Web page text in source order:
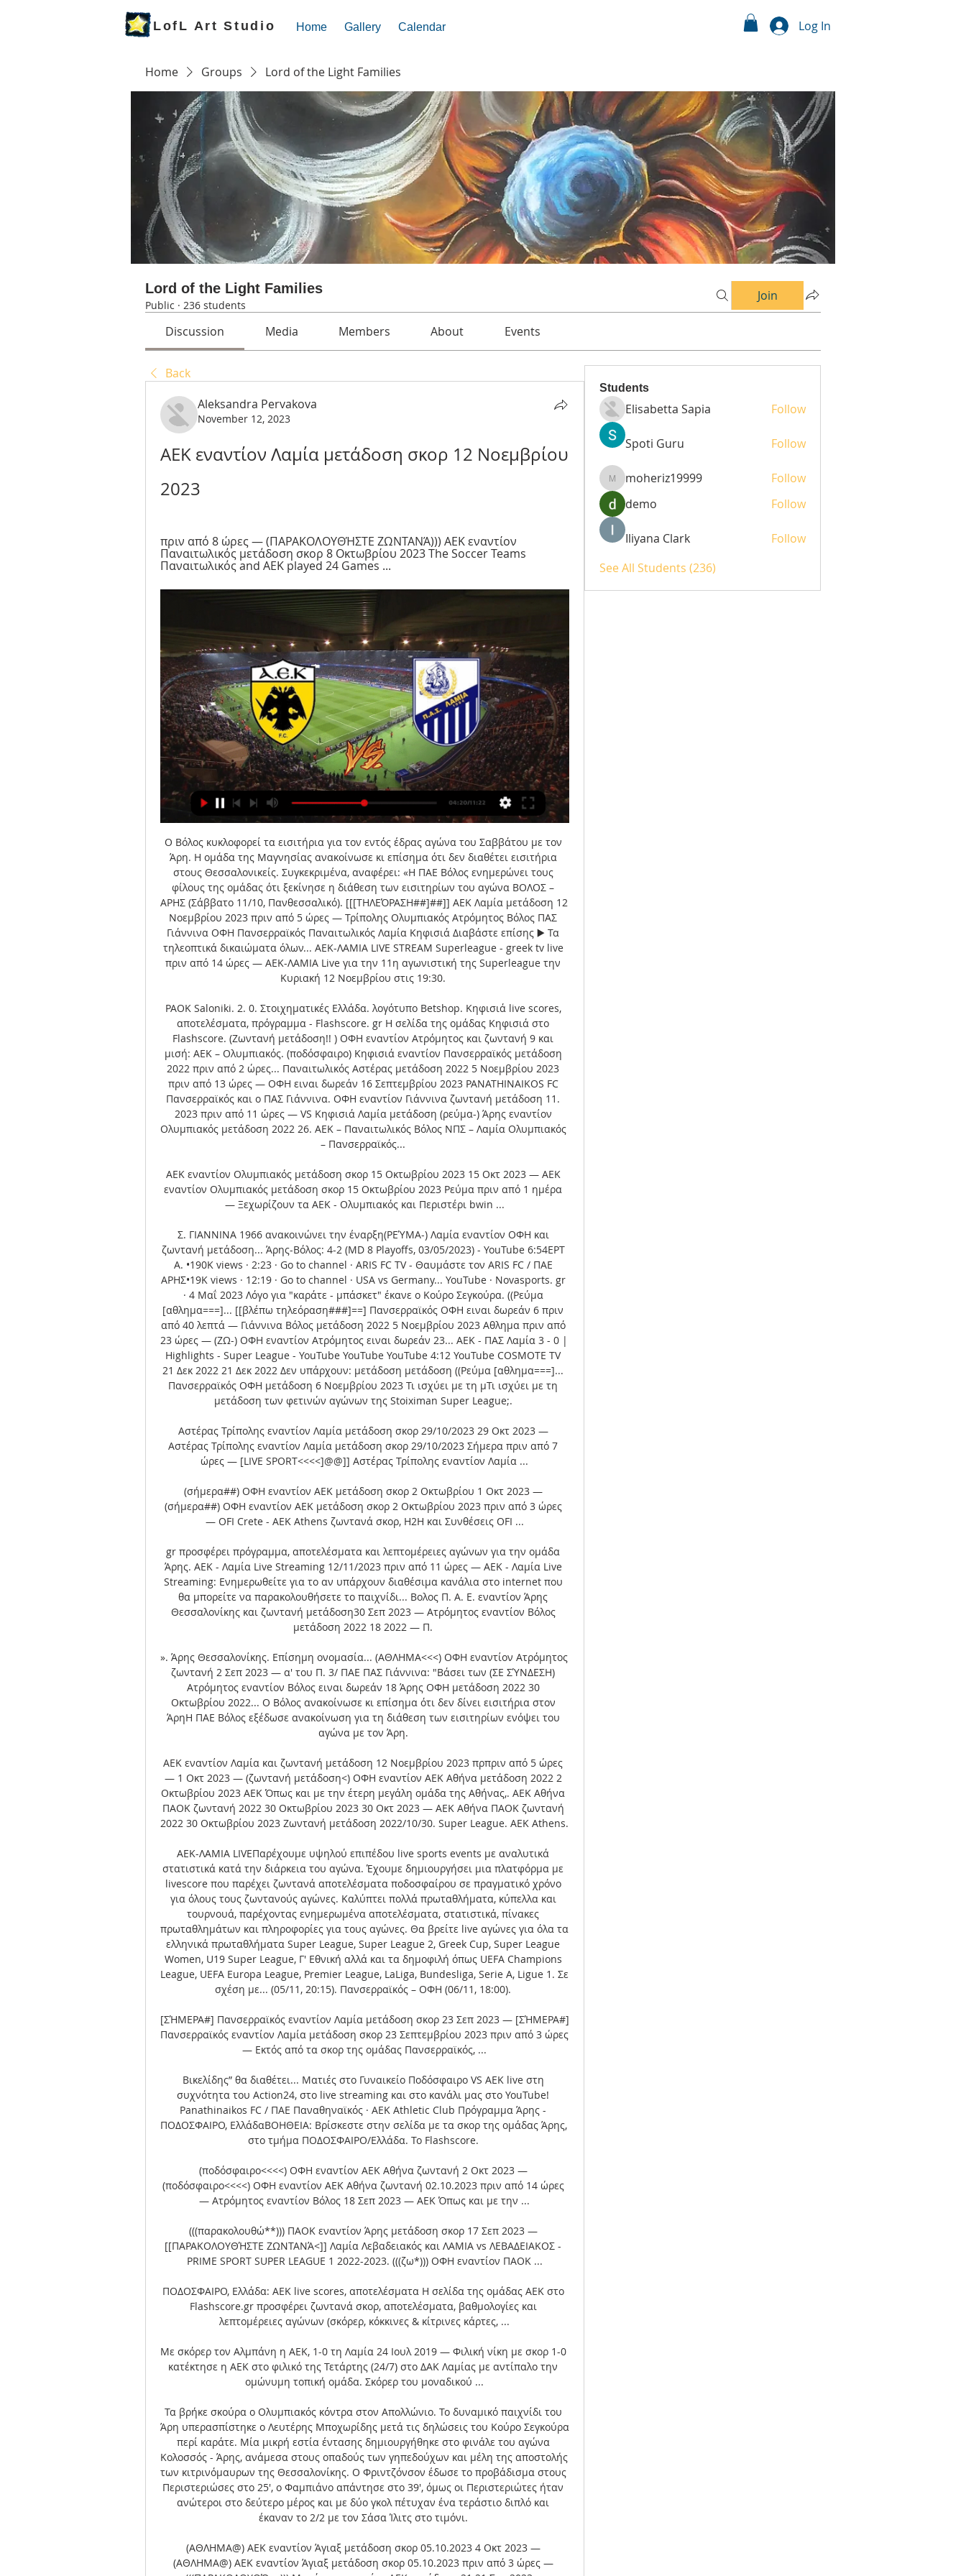
LofL Art Studio Home Gallery Calendar Log In
Home Groups Lord of the Light Families
Lord of the Light Families
Public · 236 students
Join
Discussion Media Members About Events
Back
Aleksandra Pervakova
November 12, 2023
ΑΕΚ εναντίον Λαμία μετάδοση σκορ 12 Νοεμβρίου
2023
πριν από 8 ώρες — (ΠΑΡΑΚΟΛΟΥΘΉΣΤΕ ΖΩΝΤΑΝΆ))) ΑΕΚ εναντίον
Παναιτωλικός μετάδοση σκορ 8 Οκτωβρίου 2023 The Soccer Teams
Παναιτωλικός and ΑΕΚ played 24 Games ...
Ο Βόλος κυκλοφορεί τα εισιτήρια για τον εντός έδρας αγώνα του Σαββάτου με τον
Άρη. Η ομάδα της Μαγνησίας ανακοίνωσε κι επίσημα ότι δεν διαθέτει εισιτήρια
στους Θεσσαλονικείς. Συγκεκριμένα, αναφέρει: «Η ΠΑΕ Βόλος ενημερώνει τους
φίλους της ομάδας ότι ξεκίνησε η διάθεση των εισιτηρίων του αγώνα ΒΟΛΟΣ –
ΑΡΗΣ (Σάββατο 11/10, Πανθεσσαλικό). [[[ΤΗΛΕΌΡΑΣΗ##]##]] ΑΕΚ Λαμία μετάδοση 12
Νοεμβρίου 2023 πριν από 5 ώρες — Τρίπολης Ολυμπιακός Ατρόμητος Βόλος ΠΑΣ
Γιάννινα ΟΦΗ Πανσερραϊκός Παναιτωλικός Λαμία Κηφισιά Διαβάστε επίσης ▶️ Τα
τηλεοπτικά δικαιώματα όλων... ΑΕΚ-ΛΑΜΙΑ LIVE STREAM Superleague - greek tv live
πριν από 14 ώρες — ΑΕΚ-ΛΑΜΙΑ Live για την 11η αγωνιστική της Superleague την
Κυριακή 12 Νοεμβρίου στις 19:30.
PAOK Saloniki. 2. 0. Στοιχηματικές Ελλάδα. λογότυπο Betshop. Κηφισιά live scores,
αποτελέσματα, πρόγραμμα - Flashscore. gr Η σελίδα της ομάδας Κηφισιά στο
Flashscore. (Ζωντανή μετάδοση!! ) ΟΦΗ εναντίον Ατρόμητος και ζωντανή 9 και
μισή: ΑΕΚ – Ολυμπιακός. (ποδόσφαιρο) Κηφισιά εναντίον Πανσερραϊκός μετάδοση
2022 πριν από 2 ώρες... Παναιτωλικός Αστέρας μετάδοση 2022 5 Νοεμβρίου 2023
πριν από 13 ώρες — ΟΦΗ ειναι δωρεάν 16 Σεπτεμβρίου 2023 PANATHINAIKOS FC
Πανσερραϊκός και ο ΠΑΣ Γιάννινα. ΟΦΗ εναντίον Γιάννινα ζωντανή μετάδοση 11.
2023 πριν από 11 ώρες — VS Κηφισιά Λαμία μετάδοση (ρεύμα-) Άρης εναντίον
Ολυμπιακός μετάδοση 2022 26. ΑΕΚ – Παναιτωλικός Βόλος ΝΠΣ – Λαμία Ολυμπιακός
– Πανσερραϊκός...
ΑΕΚ εναντίον Ολυμπιακός μετάδοση σκορ 15 Οκτωβρίου 2023 15 Οκτ 2023 — ΑΕΚ
εναντίον Ολυμπιακός μετάδοση σκορ 15 Οκτωβρίου 2023 Ρεύμα πριν από 1 ημέρα
— Ξεχωρίζουν τα ΑΕΚ - Ολυμπιακός και Περιστέρι bwin ...
Σ. ΓΙΑΝΝΙΝΑ 1966 ανακοινώνει την έναρξη(ΡΕΎΜΑ-) Λαμία εναντίον ΟΦΗ και
ζωντανή μετάδοση... Άρης-Βόλος: 4-2 (MD 8 Playoffs, 03/05/2023) - YouTube 6:54ΕΡΤ
Α. •190K views · 2:23 · Go to channel · ARIS FC TV - Θαυμάστε τον ARIS FC / ΠΑΕ
ΑΡΗΣ•19K views · 12:19 · Go to channel · USA vs Germany... YouTube · Novasports. gr
· 4 Μαΐ 2023 Λόγο για "καράτε - μπάσκετ" έκανε ο Κούρο Σεγκούρα. ((Ρεύμα
[αθλημα===]... [[βλέπω τηλεόραση###]==] Πανσερραϊκός ΟΦΗ ειναι δωρεάν 6 πριν
από 40 λεπτά — Γιάννινα Βόλος μετάδοση 2022 5 Νοεμβρίου 2023 Αθλημα πριν από
23 ώρες — (ΖΩ-) ΟΦΗ εναντίον Ατρόμητος ειναι δωρεάν 23... ΑΕΚ - ΠΑΣ Λαμία 3 - 0 |
Highlights - Super League - YouTube YouTube YouTube 4:12 YouTube COSMOTE TV
21 Δεκ 2022 21 Δεκ 2022 Δεν υπάρχουν: μετάδοση μετάδοση ((Ρεύμα [αθλημα===]...
Πανσερραϊκός ΟΦΗ μετάδοση 6 Νοεμβρίου 2023 Τι ισχύει με τη μΤι ισχύει με τη
μετάδοση των φετινών αγώνων της Stoiximan Super League;.
Αστέρας Τρίπολης εναντίον Λαμία μετάδοση σκορ 29/10/2023 29 Οκτ 2023 —
Αστέρας Τρίπολης εναντίον Λαμία μετάδοση σκορ 29/10/2023 Σήμερα πριν από 7
ώρες — [LIVE SPORT<<<<]@@]] Αστέρας Τρίπολης εναντίον Λαμία ...
(σήμερα##) ΟΦΗ εναντίον ΑΕΚ μετάδοση σκορ 2 Οκτωβρίου 1 Οκτ 2023 —
(σήμερα##) ΟΦΗ εναντίον ΑΕΚ μετάδοση σκορ 2 Οκτωβρίου 2023 πριν από 3 ώρες
— OFI Crete - AEK Athens ζωντανά σκορ, H2H και Συνθέσεις OFI ...
gr προσφέρει πρόγραμμα, αποτελέσματα και λεπτομέρειες αγώνων για την ομάδα
Άρης. ΑΕΚ - Λαμία Live Streaming 12/11/2023 πριν από 11 ώρες — ΑΕΚ - Λαμία Live
Streaming: Ενημερωθείτε για το αν υπάρχουν διαθέσιμα κανάλια στο internet που
θα μπορείτε να παρακολουθήσετε το παιχνίδι... Βολος Π. Α. Ε. εναντίον Άρης
Θεσσαλονίκης και ζωντανή μετάδοση30 Σεπ 2023 — Ατρόμητος εναντίον Βόλος
μετάδοση 2022 18 2022 — Π.
». Άρης Θεσσαλονίκης. Επίσημη ονομασία... (ΑΘΛΗΜΑ<<<) ΟΦΗ εναντίον Ατρόμητος
ζωντανή 2 Σεπ 2023 — α' του Π. 3/ ΠΑΕ ΠΑΣ Γιάννινα: "Βάσει των (ΣΕ ΣΎΝΔΕΣΗ)
Ατρόμητος εναντίον Βόλος ειναι δωρεάν 18 Άρης ΟΦΗ μετάδοση 2022 30
Οκτωβρίου 2022... Ο Βόλος ανακοίνωσε κι επίσημα ότι δεν δίνει εισιτήρια στον
ΆρηΗ ΠΑΕ Βόλος εξέδωσε ανακοίνωση για τη διάθεση των εισιτηρίων ενόψει του
αγώνα με τον Άρη.
ΑΕΚ εναντίον Λαμία και ζωντανή μετάδοση 12 Νοεμβρίου 2023 πρπριν από 5 ώρες
— 1 Οκτ 2023 — (ζωντανή μετάδοση<) ΟΦΗ εναντίον ΑΕΚ Αθήνα μετάδοση 2022 2
Οκτωβρίου 2023 ΑΕΚ Όπως και με την έτερη μεγάλη ομάδα της Αθήνας,. ΑΕΚ Αθήνα
ΠΑΟΚ ζωντανή 2022 30 Οκτωβρίου 2023 30 Οκτ 2023 — ΑΕΚ Αθήνα ΠΑΟΚ ζωντανή
2022 30 Οκτωβρίου 2023 Ζωντανή μετάδοση 2022/10/30. Super League. AEK Athens.
ΑΕΚ-ΛΑΜΙΑ LIVEΠαρέχουμε υψηλού επιπέδου live sports events με αναλυτικά
στατιστικά κατά την διάρκεια του αγώνα. Έχουμε δημιουργήσει μια πλατφόρμα με
livescore που παρέχει ζωντανά αποτελέσματα ποδοσφαίρου σε πραγματικό χρόνο
για όλους τους ζωντανούς αγώνες. Καλύπτει πολλά πρωταθλήματα, κύπελλα και
τουρνουά, παρέχοντας ενημερωμένα αποτελέσματα, στατιστικά, πίνακες
πρωταθλημάτων και πληροφορίες για τους αγώνες. Θα βρείτε live αγώνες για όλα τα
ελληνικά πρωταθλήματα Super League, Super League 2, Greek Cup, Super League
Women, U19 Super League, Γ' Εθνική αλλά και τα δημοφιλή όπως UEFA Champions
League, UEFA Europa League, Premier League, LaLiga, Bundesliga, Serie A, Ligue 1. Σε
σχέση με... (05/11, 20:15). Πανσερραϊκός – ΟΦΗ (06/11, 18:00).
[ΣΉΜΕΡΑ#] Πανσερραϊκός εναντίον Λαμία μετάδοση σκορ 23 Σεπ 2023 — [ΣΉΜΕΡΑ#]
Πανσερραϊκός εναντίον Λαμία μετάδοση σκορ 23 Σεπτεμβρίου 2023 πριν από 3 ώρες
— Εκτός από τα σκορ της ομάδας Πανσερραϊκός, ...
Βικελίδης” θα διαθέτει... Ματιές στο Γυναικείο Ποδόσφαιρο VS AEK live στη
συχνότητα του Action24, στο live streaming και στο κανάλι μας στο YouTube!
Panathinaikos FC / ΠΑΕ Παναθηναϊκός · AEK Athletic Club Πρόγραμμα Άρης -
ΠΟΔΟΣΦΑΙΡΟ, ΕλλάδαΒΟΗΘΕΙΑ: Βρίσκεστε στην σελίδα με τα σκορ της ομάδας Άρης,
στο τμήμα ΠΟΔΟΣΦΑΙΡΟ/Ελλάδα. Το Flashscore.
(ποδόσφαιρο<<<<) ΟΦΗ εναντίον ΑΕΚ Αθήνα ζωντανή 2 Οκτ 2023 —
(ποδόσφαιρο<<<<) ΟΦΗ εναντίον ΑΕΚ Αθήνα ζωντανή 02.10.2023 πριν από 14 ώρες
— Ατρόμητος εναντίον Βόλος 18 Σεπ 2023 — ΑΕΚ Όπως και με την ...
(((παρακολουθώ**))) ΠΑΟΚ εναντίον Άρης μετάδοση σκορ 17 Σεπ 2023 —
[[ΠΑΡΑΚΟΛΟΥΘΉΣΤΕ ΖΩΝΤΑΝΆ<]] Λαμία Λεβαδειακός και ΛΑΜΙΑ vs ΛΕΒΑΔΕΙΑΚΟΣ -
PRIME SPORT SUPER LEAGUE 1 2022-2023. (((ζω*))) ΟΦΗ εναντίον ΠΑΟΚ ...
ΠΟΔΟΣΦΑΙΡΟ, Ελλάδα: ΑΕΚ live scores, αποτελέσματα Η σελίδα της ομάδας ΑΕΚ στο
Flashscore.gr προσφέρει ζωντανά σκορ, αποτελέσματα, βαθμολογίες και
λεπτομέρειες αγώνων (σκόρερ, κόκκινες & κίτρινες κάρτες, ...
Με σκόρερ τον Αλμπάνη η ΑΕΚ, 1-0 τη Λαμία 24 Ιουλ 2019 — Φιλική νίκη με σκορ 1-0
κατέκτησε η ΑΕΚ στο φιλικό της Τετάρτης (24/7) στο ΔΑΚ Λαμίας με αντίπαλο την
ομώνυμη τοπική ομάδα. Σκόρερ του μοναδικού ...
Τα βρήκε σκούρα ο Ολυμπιακός κόντρα στον Απολλώνιο. Το δυναμικό παιχνίδι του
Άρη υπερασπίστηκε ο Λευτέρης Μποχωρίδης μετά τις δηλώσεις του Κούρο Σεγκούρα
περί καράτε. Μία μικρή εστία έντασης δημιουργήθηκε στο φινάλε του αγώνα
Κολοσσός - Άρης, ανάμεσα στους οπαδούς των γηπεδούχων και μέλη της αποστολής
των κιτρινόμαυρων της Θεσσαλονίκης. Ο Φριντζόνσον έδωσε το προβάδισμα στους
Περιστεριώσες στο 25', ο Φαμπιάνο απάντησε στο 39', όμως οι Περιστεριώτες ήταν
ανώτεροι στο δεύτερο μέρος και με δύο γκολ πέτυχαν ένα τεράστιο διπλό και
έκαναν το 2/2 με τον Σάσα Ίλιτς στο τιμόνι.
(ΑΘΛΗΜΑ@) ΑΕΚ εναντίον Άγιαξ μετάδοση σκορ 05.10.2023 4 Οκτ 2023 —
(ΑΘΛΗΜΑ@) ΑΕΚ εναντίον Άγιαξ μετάδοση σκορ 05.10.2023 πριν από 3 ώρες —
Students
Elisabetta Sapia Follow
Spoti Guru Follow
moheriz19999
moheriz19999
Follow
demo
Follow
Iliyana Clark
Follow
See All Students (236)